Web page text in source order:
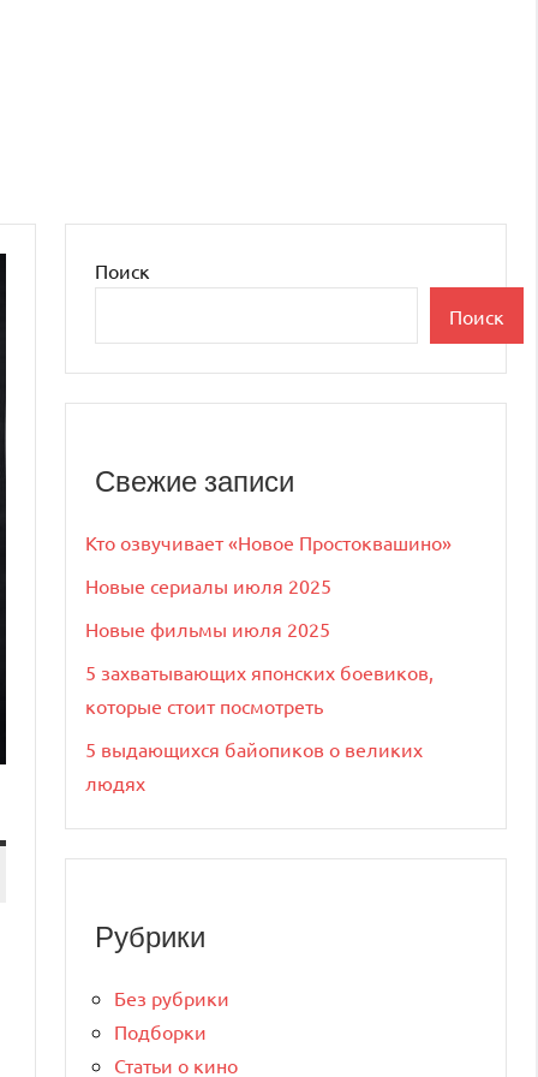
Поиск
Поиск
Свежие записи
Кто озвучивает «Новое Простоквашино»
Новые сериалы июля 2025
Новые фильмы июля 2025
5 захватывающих японских боевиков,
которые стоит посмотреть
5 выдающихся байопиков о великих
людях
Рубрики
Без рубрики
Подборки
Статьи о кино